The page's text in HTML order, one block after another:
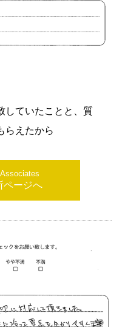
していたことと、質
らえたから
ページへ